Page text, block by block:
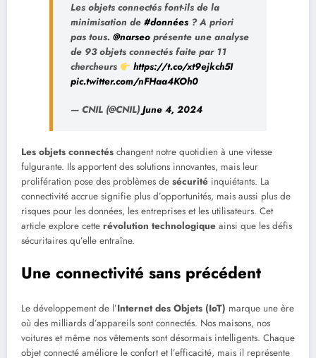
Les objets connectés font-ils de la
minimisation de #données ? A priori
pas tous. @narseo présente une analyse
de 93 objets connectés faite par 11
chercheurs
https://t.co/xt9ejkch5I
pic.twitter.com/nFHaa4KOh0
— CNIL (@CNIL) June 4, 2024
Les objets connectés changent notre quotidien à une vitesse
fulgurante. Ils apportent des solutions innovantes, mais leur
prolifération pose des problèmes de sécurité inquiétants. La
connectivité accrue signifie plus d’opportunités, mais aussi plus de
risques pour les données, les entreprises et les utilisateurs. Cet
article explore cette révolution technologique ainsi que les défis
sécuritaires qu’elle entraîne.
Une connectivité sans précédent
Le développement de l’Internet des Objets (IoT) marque une ère
où des milliards d’appareils sont connectés. Nos maisons, nos
voitures et même nos vêtements sont désormais intelligents. Chaque
objet connecté améliore le confort et l’efficacité, mais il représente